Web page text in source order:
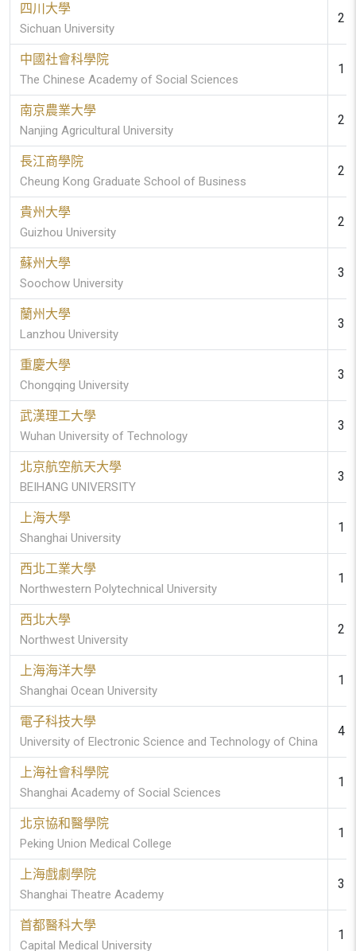
四川大學
Sichuan University
2 (
中國社會科學院
The Chinese Academy of Social Sciences
1
南京農業大學
Nanjing Agricultural University
2 (
長江商學院
Cheung Kong Graduate School of Business
2 (
貴州大學
Guizhou University
2 (
蘇州大學
Soochow University
3 (
蘭州大學
Lanzhou University
3 (
重慶大學
Chongqing University
3 (
武漢理工大學
Wuhan University of Technology
3 (
北京航空航天大學
BEIHANG UNIVERSITY
3 (
上海大學
Shanghai University
1
西北工業大學
Northwestern Polytechnical University
1
西北大學
Northwest University
2 (
上海海洋大學
Shanghai Ocean University
1
電子科技大學
University of Electronic Science and Technology of China
4 (
上海社會科學院
Shanghai Academy of Social Sciences
1
北京協和醫學院
Peking Union Medical College
1
上海戲劇學院
Shanghai Theatre Academy
3 (
首都醫科大學
Capital Medical University
1